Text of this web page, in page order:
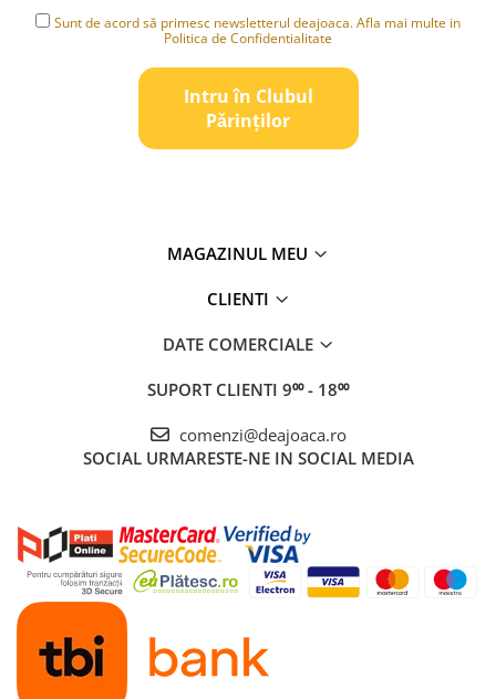
Sunt de acord să primesc newsletterul deajoaca. Afla mai multe in
Politica de Confidentialitate
Intru în Clubul
Pǎrinților
MAGAZINUL MEU
CLIENTI
DATE COMERCIALE
SUPORT CLIENTI 9⁰⁰ - 18⁰⁰
comenzi@deajoaca.ro
SOCIAL URMARESTE-NE IN SOCIAL MEDIA